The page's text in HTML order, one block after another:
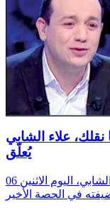
علاء الشابي
يُعلّق
علّق مقدم برنامج عندي ما نقلك، علاء الشابي، اليوم الاثنين 06